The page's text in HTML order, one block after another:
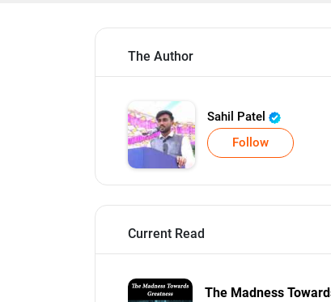
The Author
Sahil Patel
Follow
Current Read
The Madness